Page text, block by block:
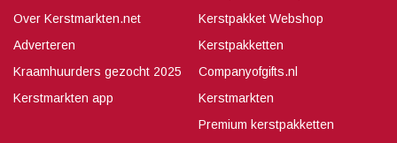
Over Kerstmarkten.net
Adverteren
Kraamhuurders gezocht 2025
Kerstmarkten app
Kerstpakket Webshop
Kerstpakketten
Companyofgifts.nl
Kerstmarkten
Premium kerstpakketten